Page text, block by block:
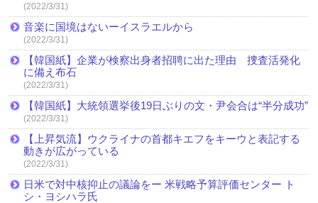
(2022/3/31)
音楽に国境はないーイスラエルから
(2022/3/31)
【韓国紙】企業が検察出身者招聘に出た理由 捜査活発化
に備え布石
(2022/3/31)
【韓国紙】大統領選挙後19日ぶりの文・尹会合は“半分成功”
(2022/3/31)
【上昇気流】ウクライナの首都キエフをキーウと表記する
動きが広がっている
(2022/3/31)
日米で対中核抑止の議論をー 米戦略予算評価センター ト
シ・ヨシハラ氏